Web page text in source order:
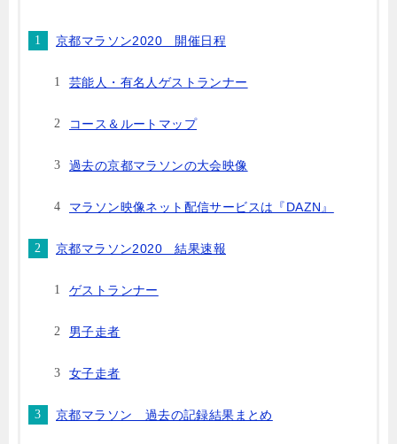
京都マラソン2020 開催日程
芸能人・有名人ゲストランナー
コース＆ルートマップ
過去の京都マラソンの大会映像
マラソン映像ネット配信サービスは『DAZN』
京都マラソン2020 結果速報
ゲストランナー
男子走者
女子走者
京都マラソン 過去の記録結果まとめ